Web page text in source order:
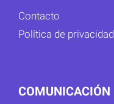
Contacto
Política de privacidad
COMUNICACIÓN